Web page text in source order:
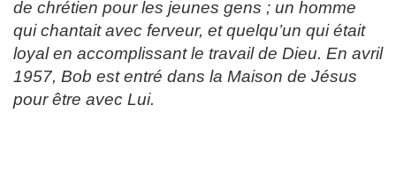
de chrétien pour les jeunes gens ; un homme
qui chantait avec ferveur, et quelqu’un qui était
loyal en accomplissant le travail de Dieu. En avril
1957, Bob est entré dans la Maison de Jésus
pour être avec Lui.